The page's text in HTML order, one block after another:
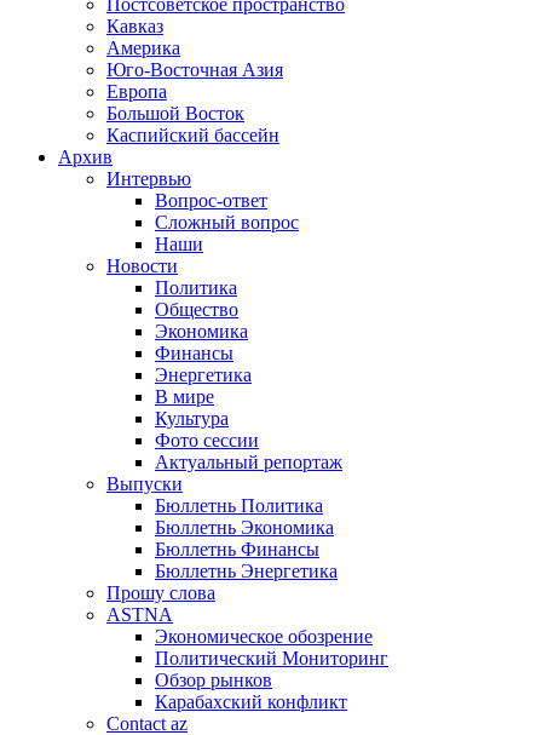
Постсоветское пространство
Кавказ
Америка
Юго-Восточная Азия
Европа
Большой Восток
Каспийский бассейн
Архив
Интервью
Вопрос-ответ
Сложный вопрос
Наши
Новости
Политика
Общество
Экономика
Финансы
Энергетика
В мире
Культура
Фото сессии
Актуальный репортаж
Выпуски
Бюллетнь Политика
Бюллетнь Экономика
Бюллетнь Финансы
Бюллетнь Энергетика
Прошу слова
ASTNA
Экономическое обозрение
Политический Мониторинг
Обзор рынков
Карабахский конфликт
Contact az